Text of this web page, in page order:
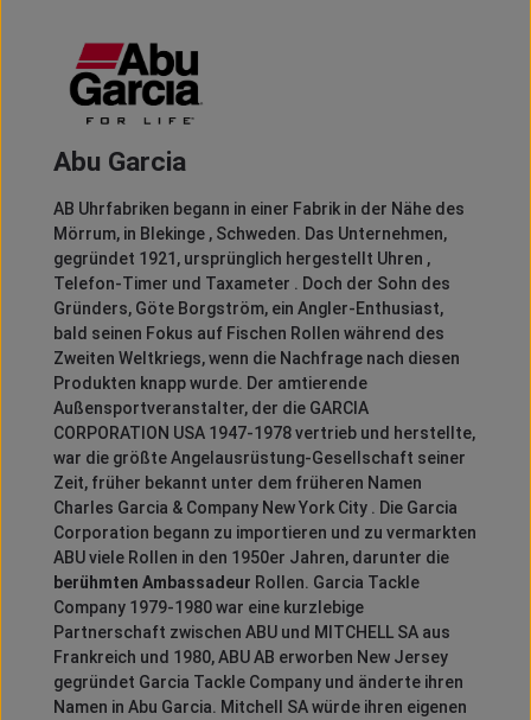
Abu Garcia
AB Uhrfabriken begann in einer Fabrik in der Nähe des
Mörrum, in Blekinge , Schweden. Das Unternehmen,
gegründet 1921, ursprünglich hergestellt Uhren ,
Telefon-Timer und Taxameter . Doch der Sohn des
Gründers, Göte Borgström, ein Angler-Enthusiast,
bald seinen Fokus auf Fischen Rollen während des
Zweiten Weltkriegs, wenn die Nachfrage nach diesen
Produkten knapp wurde. Der amtierende
Außensportveranstalter, der die GARCIA
CORPORATION USA 1947-1978 vertrieb und herstellte,
war die größte Angelausrüstung-Gesellschaft seiner
Zeit, früher bekannt unter dem früheren Namen
Charles Garcia & Company New York City . Die Garcia
Corporation begann zu importieren und zu vermarkten
ABU viele Rollen in den 1950er Jahren, darunter die
berühmten Ambassadeur Rollen. Garcia Tackle
Company 1979-1980 war eine kurzlebige
Partnerschaft zwischen ABU und MITCHELL SA aus
Frankreich und 1980, ABU AB erworben New Jersey
gegründet Garcia Tackle Company und änderte ihren
Namen in Abu Garcia. Mitchell SA würde ihren eigenen